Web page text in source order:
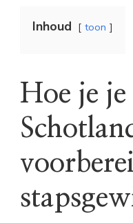
Inhoud toon
Hoe je